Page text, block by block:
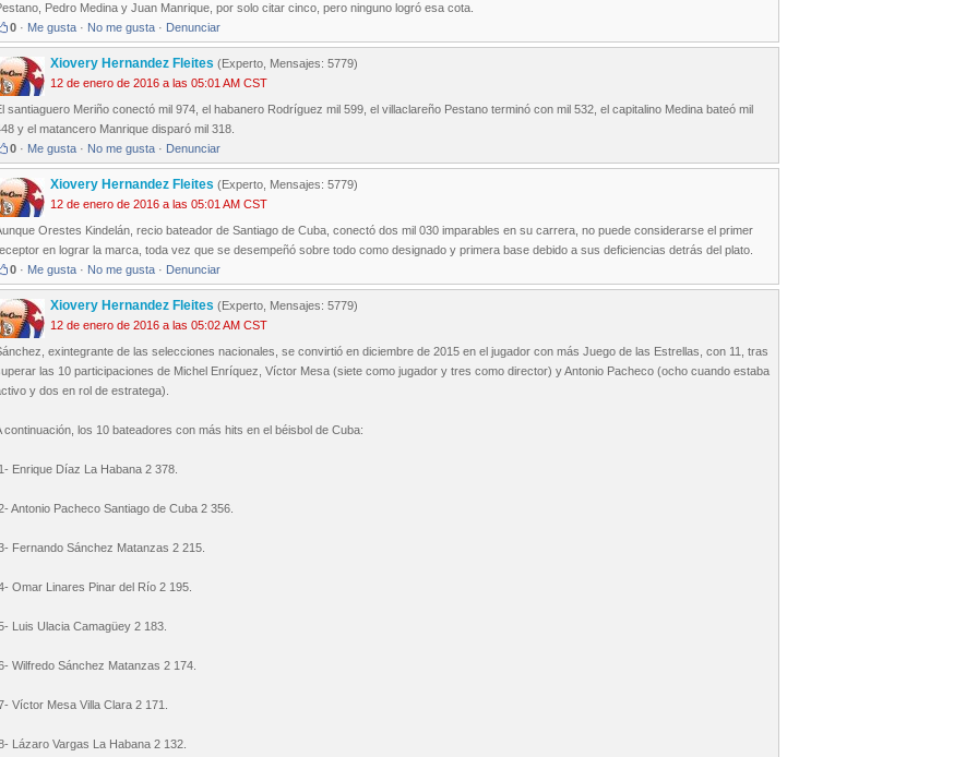
Pedro Medina y Juan Manrique, por solo citar cinco, pero ninguno logró esa cota.
0 · Me gusta · No me gusta · Denunciar
Xiovery Hernandez Fleites (Experto, Mensajes: 5779)
12 de enero de 2016 a las 05:01 AM CST
santiaguero Meriño conectó mil 974, el habanero Rodríguez mil 599, el villaclareño Pestano terminó con mil 532, el capitalino Medina bateó mil
y el matancero Manrique disparó mil 318.
0 · Me gusta · No me gusta · Denunciar
Xiovery Hernandez Fleites (Experto, Mensajes: 5779)
12 de enero de 2016 a las 05:01 AM CST
Orestes Kindelán, recio bateador de Santiago de Cuba, conectó dos mil 030 imparables en su carrera, no puede considerarse el primer
en lograr la marca, toda vez que se desempeñó sobre todo como designado y primera base debido a sus deficiencias detrás del plato.
0 · Me gusta · No me gusta · Denunciar
Xiovery Hernandez Fleites (Experto, Mensajes: 5779)
12 de enero de 2016 a las 05:02 AM CST
exintegrante de las selecciones nacionales, se convirtió en diciembre de 2015 en el jugador con más Juego de las Estrellas, con 11, tras
las 10 participaciones de Michel Enríquez, Víctor Mesa (siete como jugador y tres como director) y Antonio Pacheco (ocho cuando estaba
y dos en rol de estratega).
continuación, los 10 bateadores con más hits en el béisbol de Cuba:
.1- Enrique Díaz La Habana 2 378.
Antonio Pacheco Santiago de Cuba 2 356.
Fernando Sánchez Matanzas 2 215.
Omar Linares Pinar del Río 2 195.
Luis Ulacia Camagüey 2 183.
Wilfredo Sánchez Matanzas 2 174.
Víctor Mesa Villa Clara 2 171.
Lázaro Vargas La Habana 2 132.